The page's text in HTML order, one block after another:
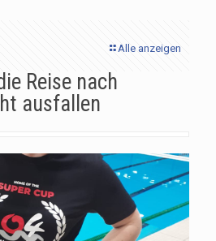
Alle anzeigen
Reise nach
ausfallen